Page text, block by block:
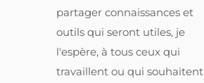
partager connaissances et
outils qui seront utiles, je
l'espère, à tous ceux qui
travaillent ou qui souhaitent